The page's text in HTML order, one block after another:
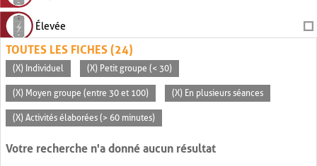
Élevée
TOUTES LES FICHES (24)
(X) Individuel (X) Petit groupe (< 30)
(X) Moyen groupe (entre 30 et 100) (X) En plusieurs séances
(X) Activités élaborées (> 60 minutes)
Votre recherche n'a donné aucun résultat